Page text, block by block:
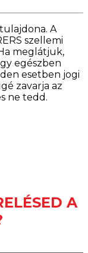
A
szellemi
meglátjuk,
egészben
esetben jogi
zavarja az
ne tedd.
A